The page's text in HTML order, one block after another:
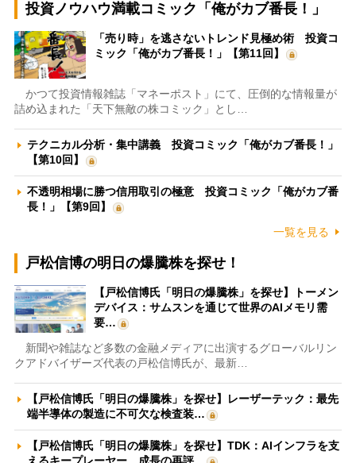
投資ノウハウ満載コミック「俺がカブ番長！」
「売り時」を逃さないトレンド見極め術 投資コ
ミック「俺がカブ番長！」【第11回】
かつて投資情報雑誌「マネーポスト」にて、圧倒的な情報量が
詰め込まれた「天下無敵の株コミック」とし…
テクニカル分析・集中講義 投資コミック「俺がカブ番長！」
【第10回】
不透明相場に勝つ信用取引の極意 投資コミック「俺がカブ番
長！」【第9回】
一覧を見る
戸松信博の明日の爆騰株を探せ！
【戸松信博氏「明日の爆騰株」を探せ】トーメン
デバイス：サムスンを通じて世界のAIメモリ需
要…
新聞や雑誌など多数の金融メディアに出演するグローバルリン
クアドバイザーズ代表の戸松信博氏が、最新…
【戸松信博氏「明日の爆騰株」を探せ】レーザーテック：最先
端半導体の製造に不可欠な検査装…
【戸松信博氏「明日の爆騰株」を探せ】TDK：AIインフラを支